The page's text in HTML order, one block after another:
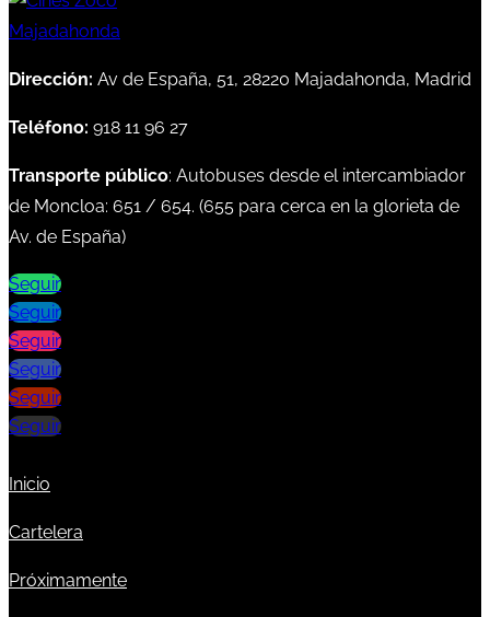
Dirección: Av de España, 51, 28220 Majadahonda, Madrid
Teléfono: 918 11 96 27
Transporte público: Autobuses desde el intercambiador
de Moncloa: 651 / 654. (655 para cerca en la glorieta de
Av. de España)
Seguir
Seguir
Seguir
Seguir
Seguir
Seguir
Inicio
Cartelera
Próximamente